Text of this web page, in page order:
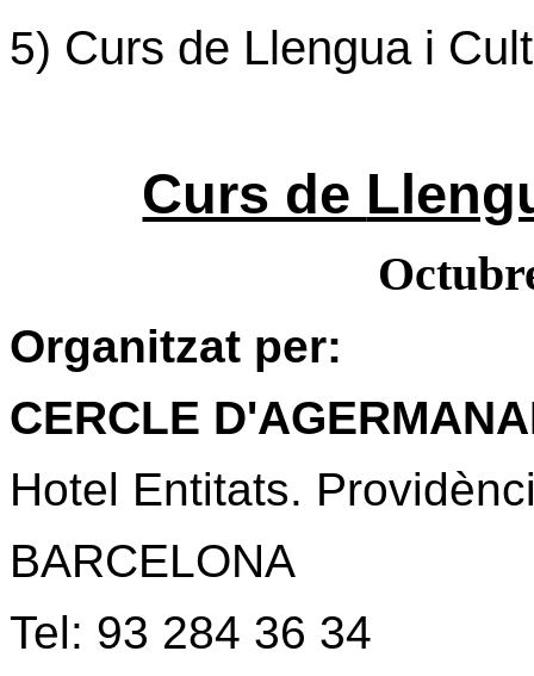
5) Curs de Llengua i
Curs de
Organitzat per:
CERCLE
Hotel Entitats.
BARCELONA
Tel: 93 284 36 34